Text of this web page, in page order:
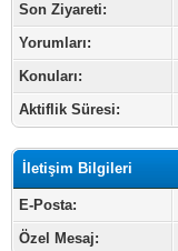
Son Ziyareti:
Yorumları:
Konuları:
Aktiflik Süresi:
İletişim Bilgileri
E-Posta:
Özel Mesaj: